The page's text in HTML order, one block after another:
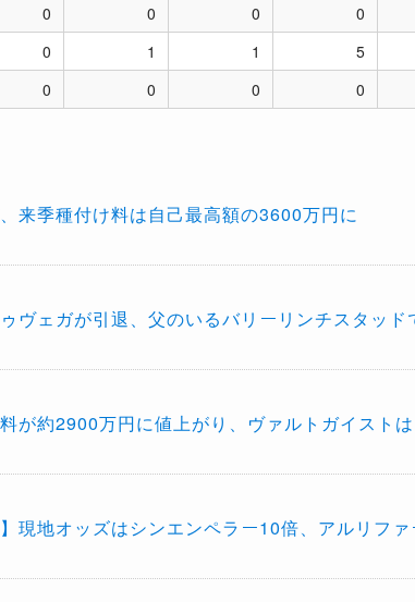
0 0 0 0
0 1 1 5
0 0 0 0
来季種付け料は自己最高額の3600万円に
ヴェガが引退、父のいるバリーリンチスタッド
が約2900万円に値上がり、ヴァルトガイスト
】現地オッズはシンエンペラー10倍、アルリフ